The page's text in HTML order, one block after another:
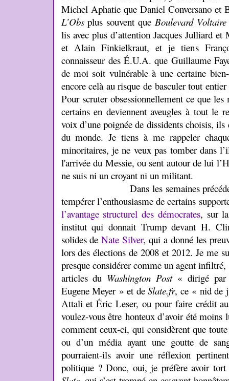
Michel Aphatie que Daniel Conversano
L’Obsplus souvent queBoulevard Voltaire
lis avec plus d’attention Jacques Julliard
et Alain Finkielkraut, et je tiens
connaisseur des É.U.A. que Guillaume
de moi soit vulnérable à une certaine
encore celà au risque de basculer tout
Pour scruter obsessionnellement ce que
certains en deviennent aveugles à tout le
voix d’une poignée de dissidents choisis,
du monde. Je tiens à me rappeler
minoritaires, je ne veux pas tomber dans
l'arrivée du Messie, ou sent autour de lui
ne suis ni un croyant ni un militant.
Dans les semaines précédentes,
tempérer l’enthousiasme de certains
l’avantage structurel des démocrates, sur
institut qui donnait Trump devant H.
solides deNate Silver, qui a donné les
lors des élections de 2008 et 2012. Je me
presque considérer comme un agent
articles du Washington Post« dirigé par
Eugene Meyer » et deSlate.fr, ce « nid de
Attali et Éric Leser, ou pour faire crédit
voulez-vous être honteux d’avoir été
comment ceux-ci, qui considèrent que
ou d’un média ayant une goutte de
pourraient-ils avoir une réflexion
politique ? Donc, oui, je préfère avoir